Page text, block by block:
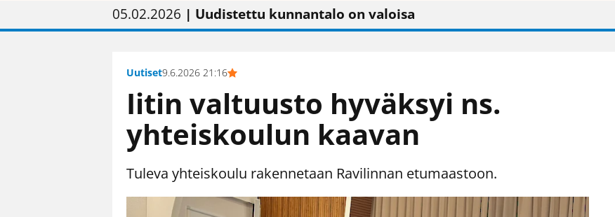
01.02.2026 | Painon vaihtumisen pitäisi näkyä hieman parempana
05.02.2026 | Uudistettu kunnantalo on valoisa
23.04.2026 | “Olemme käynnistämässä uudelleen keskustavisiotyön”
09.05.2026| "Maalla on totuttu elämään omavaraisemmin kuin
Uutiset9.6.2026 21:16
Iitin valtuusto hyväksyi ns.
yhteiskoulun kaavan
Tuleva yhteiskoulu rakennetaan Ravilinnan etumaastoon.